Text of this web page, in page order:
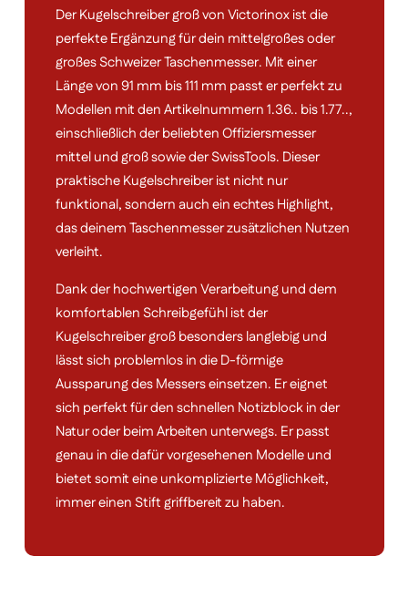
Der Kugelschreiber groß von Victorinox ist die
perfekte Ergänzung für dein mittelgroßes oder
großes Schweizer Taschenmesser. Mit einer
Länge von 91 mm bis 111 mm passt er perfekt zu
Modellen mit den Artikelnummern 1.36.. bis 1.77..,
einschließlich der beliebten Offiziersmesser
mittel und groß sowie der SwissTools. Dieser
praktische Kugelschreiber ist nicht nur
funktional, sondern auch ein echtes Highlight,
das deinem Taschenmesser zusätzlichen Nutzen
verleiht.
Dank der hochwertigen Verarbeitung und dem
komfortablen Schreibgefühl ist der
Kugelschreiber groß besonders langlebig und
lässt sich problemlos in die D-förmige
Aussparung des Messers einsetzen. Er eignet
sich perfekt für den schnellen Notizblock in der
Natur oder beim Arbeiten unterwegs. Er passt
genau in die dafür vorgesehenen Modelle und
bietet somit eine unkomplizierte Möglichkeit,
immer einen Stift griffbereit zu haben.